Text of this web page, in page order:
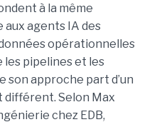
à la même
agents IA des
opérationnelles
pipelines et les
son approche part d’un
Selon Max
chez EDB,